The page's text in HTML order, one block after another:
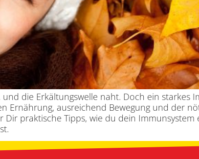
die Erkältungswelle naht. Doch ein starkes
Ernährung, ausreichend Bewegung und der
praktische Tipps, wie du dein